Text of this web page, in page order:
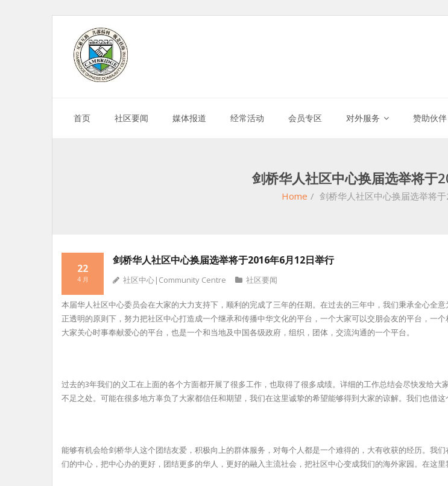
content
首页 社区要闻 媒体报道 经常活动 会员专区 对外服务 赞助伙伴
剑桥华人社区中心换届选举将于
Home / 剑桥华人社区中心换届选举将
剑桥华人社区中心换届选举将于2016年6月12日举行
22
4 月 社区中心|Community Centre 社区要闻
本届华人社区中心委员会在大家的大力支持下，顺利的完成了三年的任期。在过去的三年中，我们秉承全心全
正透明的原则下，努力把社区中心打造成一个继承和传播中华文化的平台，一个大家可以交朋会友的平台，一
大家关心时事奉献爱心的平台，也是一个和当地及中国各级政府，组织，团体，交流沟通的一个平台。
过去的3年我们的义工在上面的各个方面都开展了很多工作，也取得了很多成绩。详细的工作总结会尽快发给
不足之处。可能在很多地方辜负了大家都信任和期望，我们在这里诚挚的希望能够得到大家的谅解。我们也借
能够有机会给剑桥华人这个团结友爱，积极向上的群体服务，对每个人都是一个难得的，大有收获的经历。我
们的中心，把中心办的更好，团结更多的华人，更好的融入主流社会，把社区中心变成我们的海外家园。在这